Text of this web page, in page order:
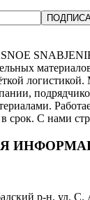
срок. С нами
р-н, ул. С.